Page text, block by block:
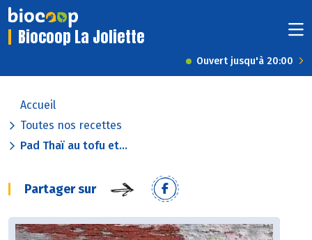
Biocoop La Joliette
Ouvert jusqu'à 20:00
Accueil
Toutes nos recettes
Pad Thaï au tofu et...
Partager sur